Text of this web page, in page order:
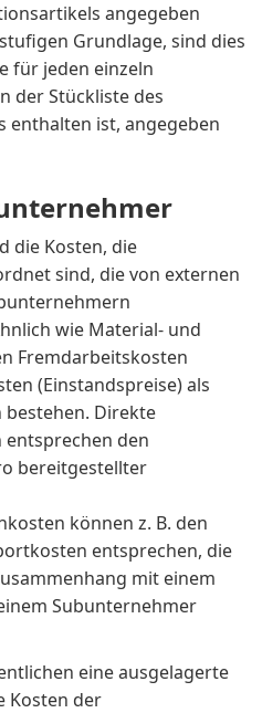
angegeben
Grundlage, sind dies
für jeden einzeln
der Stückliste des
enthalten ist, angegeben
die Kosten, die
sind, die von externen
wie Material- und
Fremdarbeitskosten
(Einstandspreise) als
bestehen. Direkte
den
bereitgestellter
können z. B. den
entsprechen, die
mit einem
Subunternehmer
eine ausgelagerte
Kosten der